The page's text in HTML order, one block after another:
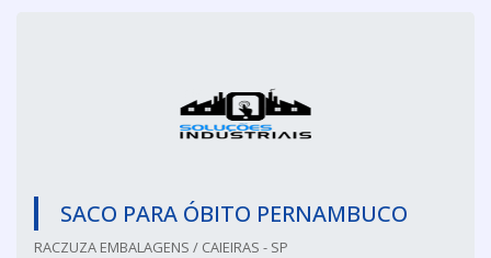
SACO PARA ÓBITO PERNAMBUCO
RACZUZA EMBALAGENS / CAIEIRAS - SP